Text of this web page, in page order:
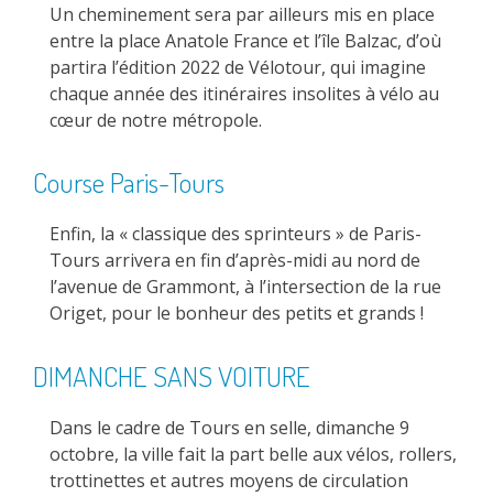
Un cheminement sera par ailleurs mis en place
entre la place Anatole France et l’île Balzac, d’où
partira l’édition 2022 de Vélotour, qui imagine
chaque année des itinéraires insolites à vélo au
cœur de notre métropole.
Course Paris-Tours
Enfin, la « classique des sprinteurs » de Paris-
Tours arrivera en fin d’après-midi au nord de
l’avenue de Grammont, à l’intersection de la rue
Origet, pour le bonheur des petits et grands !
DIMANCHE SANS VOITURE
Dans le cadre de Tours en selle, dimanche 9
octobre, la ville fait la part belle aux vélos, rollers,
trottinettes et autres moyens de circulation